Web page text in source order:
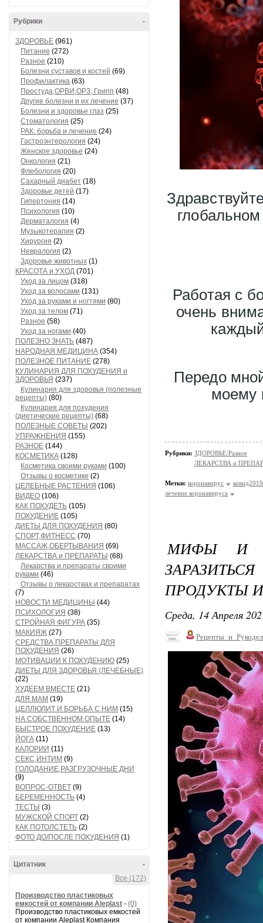
-
Рубрики
ЗДОРОВЬЕ (961)
Питание (272)
Разное (210)
Болезни суставов и костей (69)
Профилактика (63)
Простуда,ОРВИ,ОРЗ, Грипп (48)
Другие болезни и их лечение (37)
Болезни и здоровье глаз (25)
Стоматология (25)
РАК: борьба и лечение (24)
Гастроэнтерология (24)
Женское здоровье (24)
Онкология (21)
Флебология (20)
Сахарный диабет (18)
Здоровье детей (17)
Гипертония (14)
Психология (10)
Дерматалогия (4)
Музыкотерапия (2)
Хирургия (2)
Невралогия (2)
Здоровье животных (1)
КРАСОТА и УХОД (701)
Уход за лицом (318)
Уход за волосами (131)
Уход за руками и ногтями (80)
Уход за телом (71)
Разное (58)
Уход за ногами (40)
ПОЛЕЗНО ЗНАТЬ (487)
НАРОДНАЯ МЕДИЦИНА (354)
ПОЛЕЗНОЕ ПИТАНИЕ (278)
КУЛИНАРИЯ ДЛЯ ПОХУДЕНИЯ и
ЗДОРОВЬЯ (237)
Кулинария для здоровья (полезные
рецепты) (80)
Кулинария для похудения
(диетические рецепты) (68)
ПОЛЕЗНЫЕ СОВЕТЫ (202)
УПРАЖНЕНИЯ (155)
РАЗНОЕ (144)
КОСМЕТИКА (128)
Косметика своими руками (100)
Отзывы о косметике (2)
ЦЕЛЕБНЫЕ РАСТЕНИЯ (106)
ВИДЕО (106)
КАК ПОХУДЕТЬ (105)
ПОХУДЕНИЕ (105)
ДИЕТЫ ДЛЯ ПОХУДЕНИЯ (80)
СПОРТ,ФИТНЕСС (70)
МАССАЖ,ОБЕРТЫВАНИЯ (69)
ЛЕКАРСТВА и ПРЕПАРАТЫ (68)
Лекарства и препараты своими
руками (46)
Отзывы о лекарствах и препаратах
(7)
НОВОСТИ МЕДИЦИНЫ (44)
ПСИХОЛОГИЯ (38)
СТРОЙНАЯ ФИГУРА (35)
МАКИЯЖ (27)
СРЕДСТВА,ПРЕПАРАТЫ ДЛЯ
ПОХУДЕНИЯ (26)
МОТИВАЦИИ К ПОХУДЕНИЮ (25)
ДИЕТЫ ДЛЯ ЗДОРОВЬЯ (ЛЕЧЕБНЫЕ)
(22)
ХУДЕЕМ ВМЕСТЕ (21)
ДЛЯ МАМ (19)
ЦЕЛЛЮЛИТ И БОРЬБА С НИМ (15)
НА СОБСТВЕННОМ ОПЫТЕ (14)
БЫСТРОЕ ПОХУДЕНИЕ (13)
ЙОГА (11)
КАЛОРИИ (11)
СЕКС,ИНТИМ (9)
ГОЛОДАНИЕ,РАЗГРУЗОЧНЫЕ ДНИ
(9)
ВОПРОС-ОТВЕТ (9)
БЕРЕМЕННОСТЬ (4)
ТЕСТЫ (3)
МУЖСКОЙ СПОРТ (2)
КАК ПОТОЛСТЕТЬ (2)
ФОТО ДО/ПОСЛЕ ПОХУДЕНИЯ (1)
-
Цитатник
Все (172)
Производство пластиковых
емкостей от компании Aleplast - (0)
Производство пластиковых емкостей
от компании Aleplast Компания
Работая с
очень
Передо
моему
Рубрики: ЗДОРОВЬЕ/Разное
ЛЕКАРСТВА и
Метки: коронавирус
ковид2019
лечение коронавируса
МИФЫ И
ПРОДУКТЫ
Среда, 14 Апреля